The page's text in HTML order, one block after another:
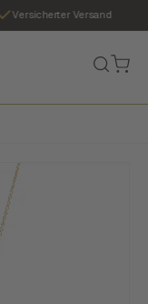
Versicherter Versand